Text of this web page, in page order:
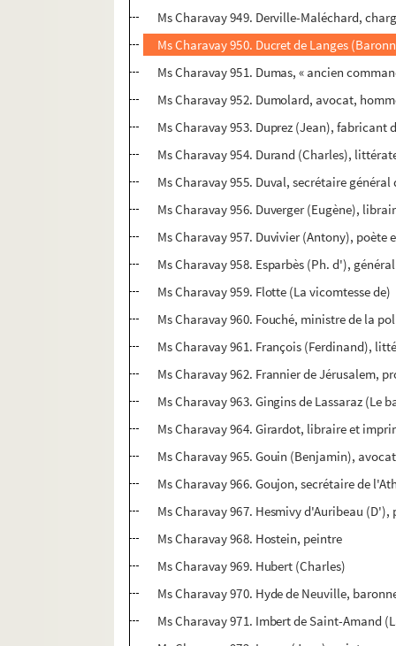
Ms Charavay 949. Derville-Maléchard,
Ms Charavay 950. Ducret de Langes
Ms Charavay 951. Dumas, « ancien
Ms Charavay 952. Dumolard, avocat,
Ms Charavay 953. Duprez (Jean), fabricant
Ms Charavay 954. Durand (Charles),
Ms Charavay 955. Duval, secrétaire
Ms Charavay 956. Duverger (Eugène),
Ms Charavay 957. Duvivier (Antony), poète
Ms Charavay 958. Esparbès (Ph. d'), général
Ms Charavay 959. Flotte (La vicomtesse de)
Ms Charavay 960. Fouché, ministre de la
Ms Charavay 961. François (Ferdinand),
Ms Charavay 962. Frannier de Jérusalem,
Ms Charavay 963. Gingins de Lassaraz (Le
Ms Charavay 964. Girardot, libraire et
Ms Charavay 965. Gouin (Benjamin),
Ms Charavay 966. Goujon, secrétaire de
Ms Charavay 967. Hesmivy d'Auribeau (D'),
Ms Charavay 968. Hostein, peintre
Ms Charavay 969. Hubert (Charles)
Ms Charavay 970. Hyde de Neuville,
Ms Charavay 971. Imbert de Saint-Amand